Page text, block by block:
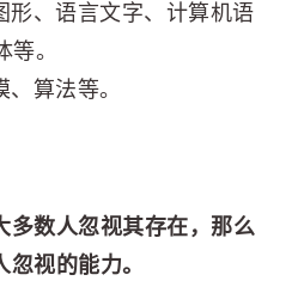
形、语言文字、计算机语
。
算法等。
多数人忽视其存在，那么
视的能力。